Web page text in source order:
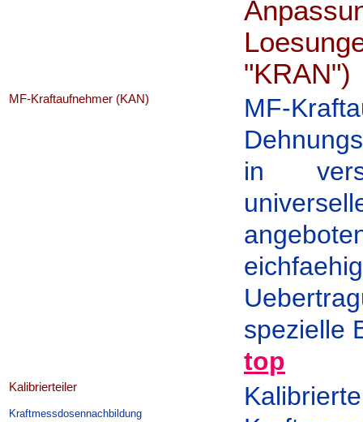
"KRAN")
MF-Kraftaufnehmer (KAN)
MF-
in
spezielle
top
Kalibrierteiler
Kraftmessdosennachbildung